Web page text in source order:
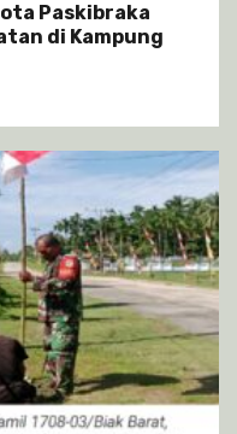
Paskibraka
di Kampung